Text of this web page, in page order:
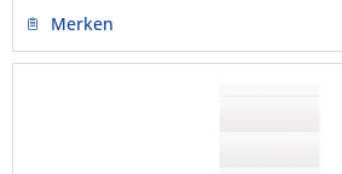
Merken